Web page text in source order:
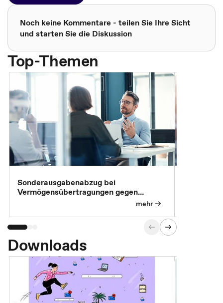
Noch keine Kommentare - teilen Sie Ihre Sicht
und starten Sie die Diskussion
Top-Themen
Sonderausgabenabzug bei
Vermögensübertragungen gegen
mehr
Downloads